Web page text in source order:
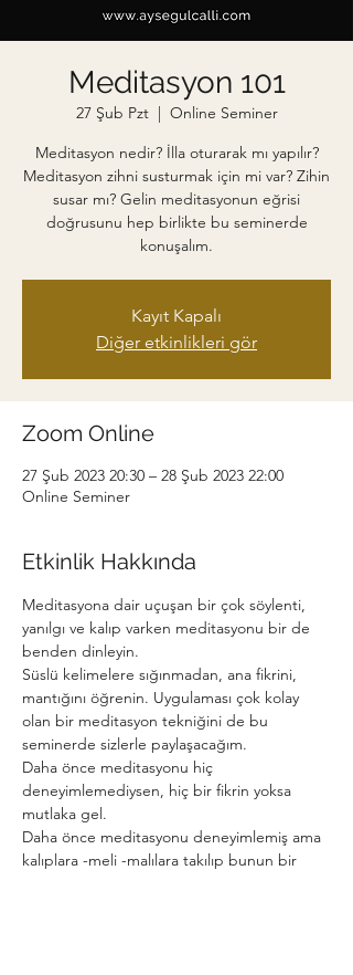
Meditasyon 101
27 Şub Pzt
  |
Online Seminer
Meditasyon nedir? İlla oturarak mı yapılır?
Meditasyon zihni susturmak için mi var? Zihin
susar mı? Gelin meditasyonun eğrisi
doğrusunu hep birlikte bu seminerde
konuşalım.
Kayıt Kapalı
Diğer etkinlikleri gör
Zoom Online
27 Şub 2023 20:30 – 28 Şub 2023 22:00
Online Seminer
Etkinlik Hakkında
Meditasyona dair uçuşan bir çok söylenti,
yanılgı ve kalıp varken meditasyonu bir de
benden dinleyin.
Süslü kelimelere sığınmadan, ana fikrini,
mantığını öğrenin. Uygulaması çok kolay
olan bir meditasyon tekniğini de bu
seminerde sizlerle paylaşacağım.
Daha önce meditasyonu hiç
deneyimlemediysen, hiç bir fikrin yoksa
mutlaka gel.
Daha önce meditasyonu deneyimlemiş ama
kalıplara -meli -malılara takılıp bunun bir